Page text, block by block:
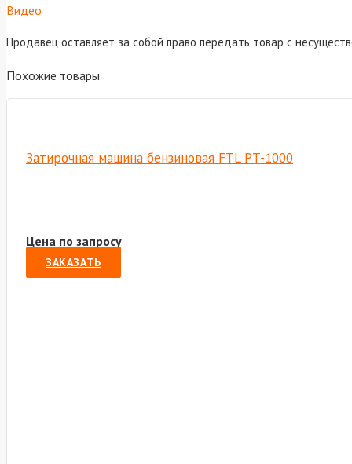
Видео
Продавец оставляет за собой право передать товар с
Похожие товары
Затирочная машина бензиновая FTL PT-1000
Цена по запросу
ЗАКАЗАТЬ